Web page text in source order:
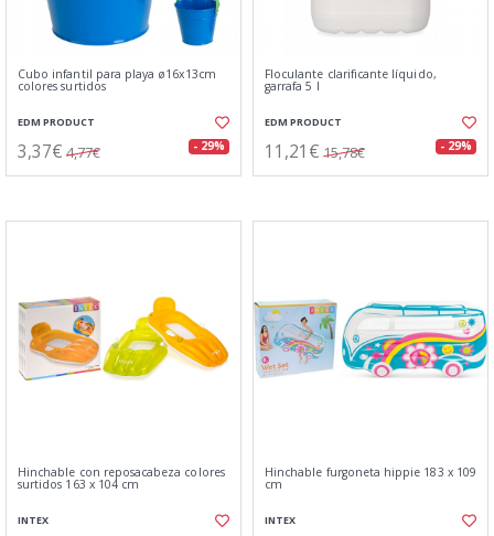
Cubo infantil para playa ø16x13cm
colores surtidos
EDM PRODUCT
3,37€ 4,77€ - 29%
Floculante clarificante líquido,
garrafa 5 l
EDM PRODUCT
11,21€ 15,78€ - 29%
Hinchable con reposacabeza colores
surtidos 163 x 104 cm
INTEX
Hinchable furgoneta hippie 183 x 109
cm
INTEX